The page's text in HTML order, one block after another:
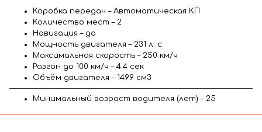
Коробка передач – Автоматическая КП
Количество мест – 2
Навигация – да
Мощность двигателя – 231 л. с.
Максимальная скорость – 250 км/ч
Разгон до 100 км/ч – 4.4 сек
Объём двигателя – 1499 см3
Минимальный возраст водителя (лет) – 25